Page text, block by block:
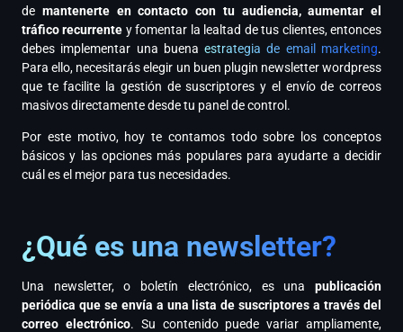
de mantenerte en contacto con tu audiencia, aumentar el
tráfico recurrente y fomentar la lealtad de tus clientes, entonces
debes implementar una buenaestrategia de email marketing.
Para ello, necesitarás elegir un buen plugin newsletter wordpress
que te facilite la gestión de suscriptores y el envío de correos
masivos directamente desde tu panel de control.
Por este motivo, hoy te contamos todo sobre los conceptos
básicos y las opciones más populares para ayudarte a decidir
cuál es el mejor para tus necesidades.
¿Qué es una newsletter?
Una newsletter, o boletín electrónico, es una publicación
periódica que se envía a una lista de suscriptores a través del
correo electrónico. Su contenido puede variar ampliamente,